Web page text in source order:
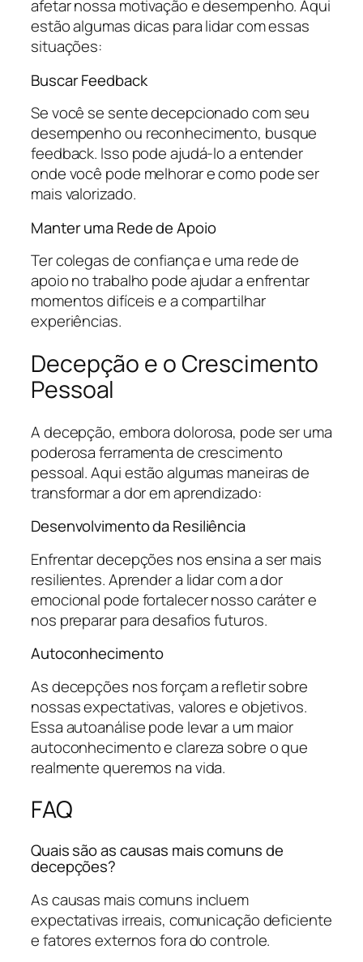
afetar nossa motivação e desempenho. Aqui
estão algumas dicas para lidar com essas
situações:
Buscar Feedback
Se você se sente decepcionado com seu
desempenho ou reconhecimento, busque
feedback. Isso pode ajudá-lo a entender
onde você pode melhorar e como pode ser
mais valorizado.
Manter uma Rede de Apoio
Ter colegas de confiança e uma rede de
apoio no trabalho pode ajudar a enfrentar
momentos difíceis e a compartilhar
experiências.
Decepção e o Crescimento
Pessoal
A decepção, embora dolorosa, pode ser uma
poderosa ferramenta de crescimento
pessoal. Aqui estão algumas maneiras de
transformar a dor em aprendizado:
Desenvolvimento da Resiliência
Enfrentar decepções nos ensina a ser mais
resilientes. Aprender a lidar com a dor
emocional pode fortalecer nosso caráter e
nos preparar para desafios futuros.
Autoconhecimento
As decepções nos forçam a refletir sobre
nossas expectativas, valores e objetivos.
Essa autoanálise pode levar a um maior
autoconhecimento e clareza sobre o que
realmente queremos na vida.
FAQ
Quais são as causas mais comuns de
decepções?
As causas mais comuns incluem
expectativas irreais, comunicação deficiente
e fatores externos fora do controle.